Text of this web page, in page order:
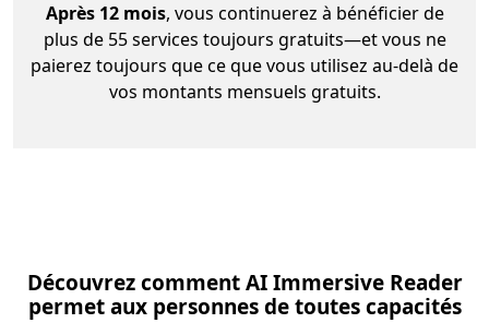
Après 12 mois, vous continuerez à bénéficier de
plus de 55 services toujours gratuits—et vous ne
paierez toujours que ce que vous utilisez au-delà de
vos montants mensuels gratuits.
Découvrez comment AI Immersive Reader
permet aux personnes de toutes capacités